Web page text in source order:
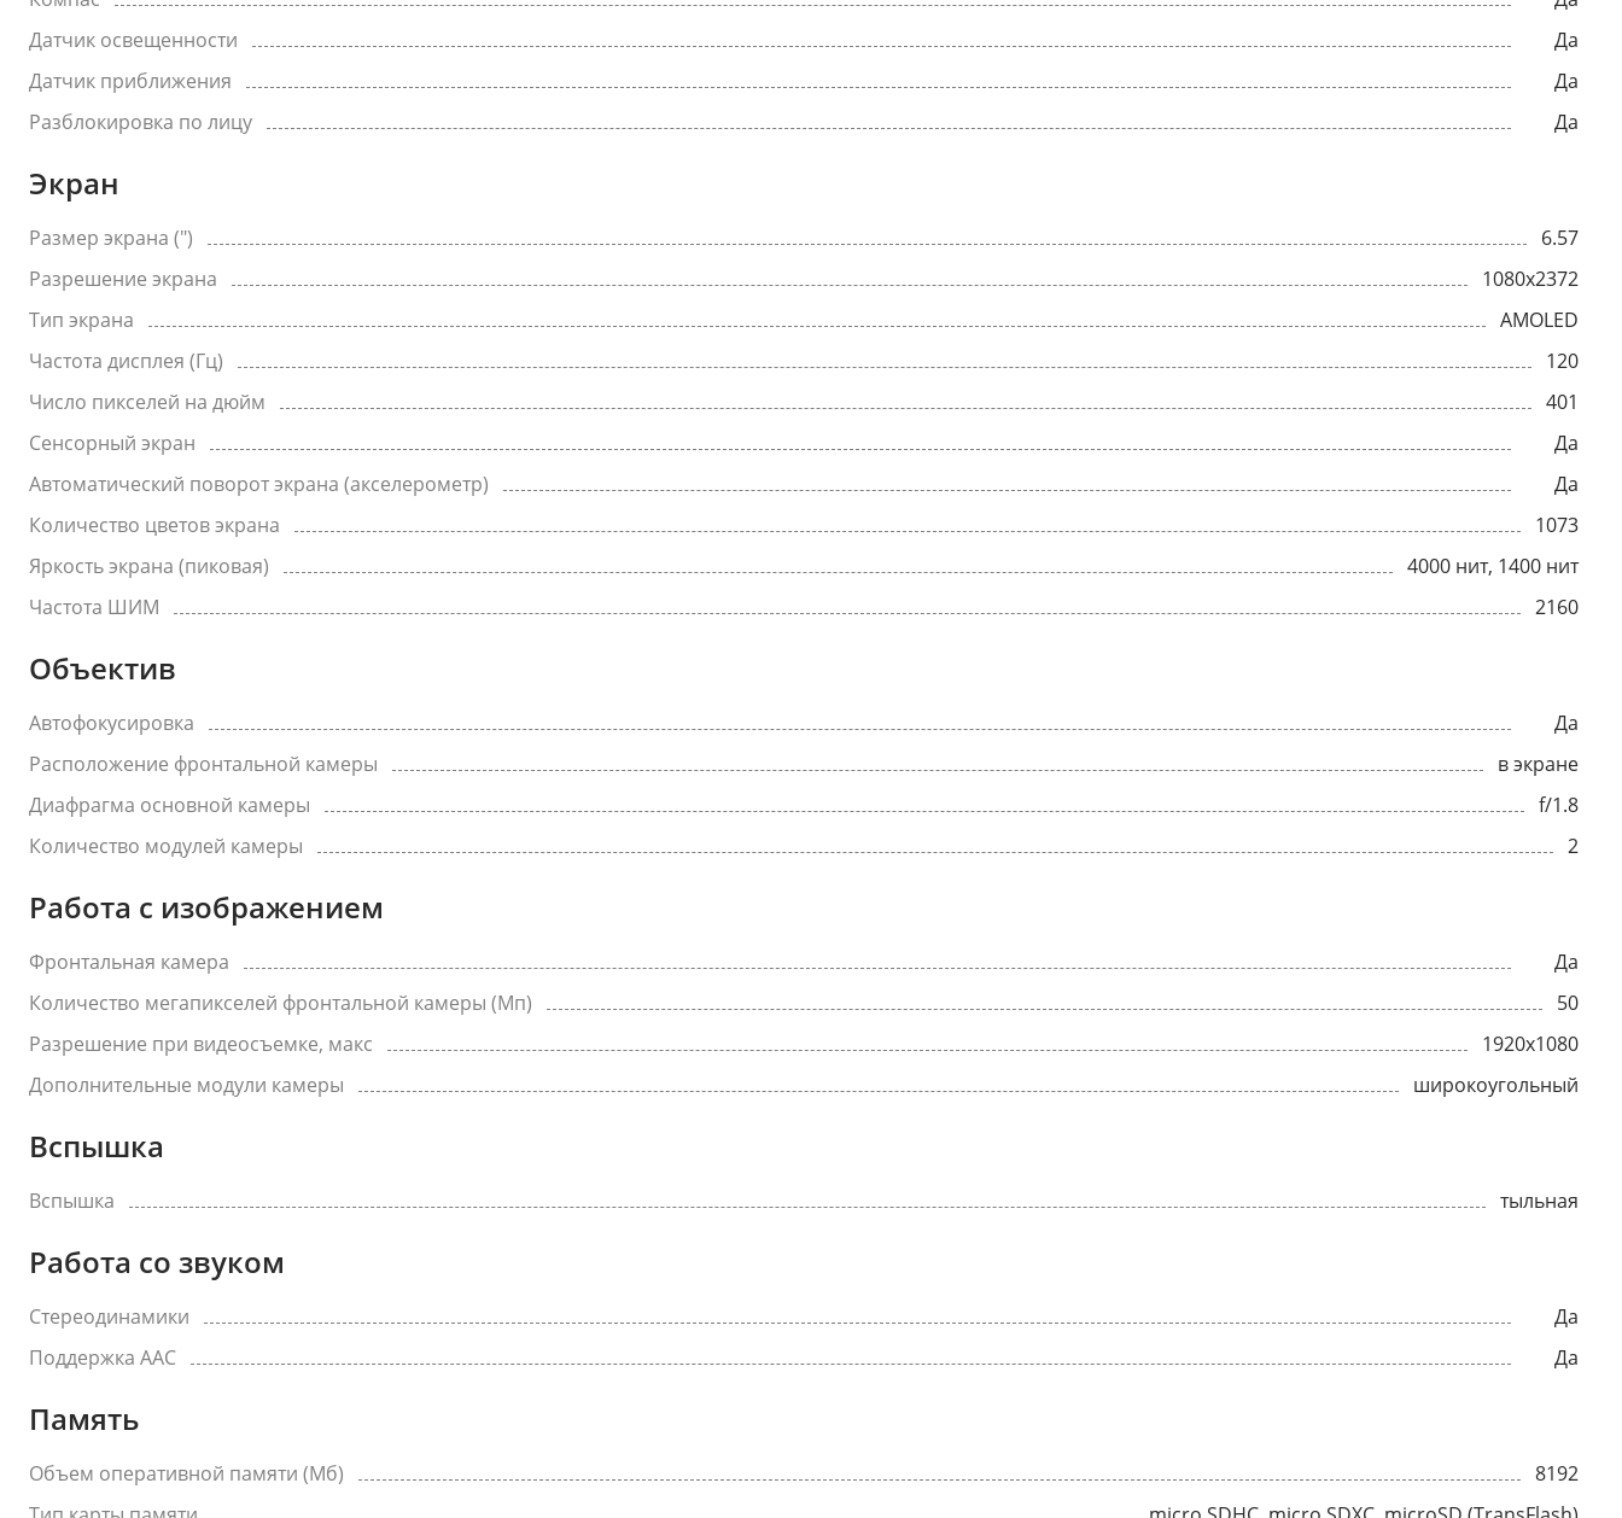
Датчик освещенности
Да
Датчик приближения
Да
Разблокировка по лицу
Да
Экран
Размер экрана (")
6.57
Разрешение экрана
1080x2372
Тип экрана
AMOLED
Частота дисплея (Гц)
120
Число пикселей на дюйм
401
Сенсорный экран
Да
Автоматический поворот экрана (акселерометр)
Да
Количество цветов экрана
1073
Яркость экрана (пиковая)
4000 нит, 1400 нит
Частота ШИМ
2160
Объектив
Автофокусировка
Да
Расположение фронтальной камеры
в экране
Диафрагма основной камеры
f/1.8
Количество модулей камеры
2
Работа с изображением
Фронтальная камера
Да
Количество мегапикселей фронтальной камеры (Мп)
50
Разрешение при видеосъемке, макс
1920x1080
Дополнительные модули камеры
широкоугольный
Вспышка
Вспышка тыльная
Работа со звуком
Стереодинамики
Да
Поддержка AAC
Да
Память
Объем оперативной памяти (Мб)
8192